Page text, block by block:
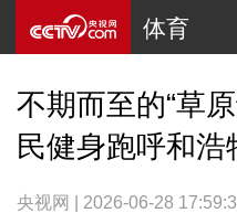
体育
不期而至的“草
民健身跑呼和浩
央视网 | 2026-06-28